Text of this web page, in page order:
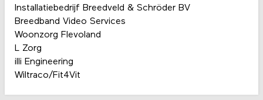
Installatiebedrijf Breedveld & Schröder BV
Breedband Video Services
Woonzorg Flevoland
L Zorg
illi Engineering
Wiltraco/Fit4Vit